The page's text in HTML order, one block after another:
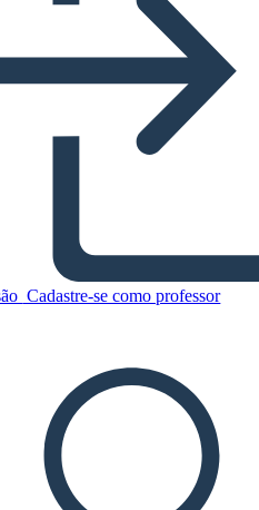
Cadastre-se como professor
storyboard
APRESENTAÇÃO DE SLIDES
LEIA PRA MIM